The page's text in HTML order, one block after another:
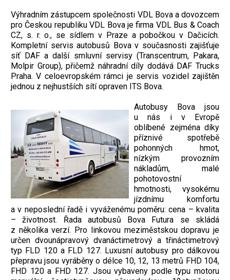
Výhradním zástupcem společnosti VDL Bova a dovozcem
pro Českou republiku VDL Bova je firma VDL Bus & Coach
CZ, s. r. o., se sídlem v Praze a pobočkou v Dačicích.
Kompletní servis autobusů Bova v současnosti zajišťuje
síť DAF a další smluvní servisy (Transcentrum, Pakara,
Molpir Group), přičemž náhradní díly dodává DAF Trucks
Praha. V celoevropském rámci je servis vozidel zajištěn
jednou z nejhustších sítí opraven ITS Bova.
Autobusy Bova jsou
u nás i v Evropě
oblíbené zejména díky
příznivé spotřebě
pohonných hmot,
nízkým provozním
nákladům, malé
pohotovostní
hmotnosti, vysokému
jízdnímu komfortu
a v neposlední řadě i vyváženému poměru: cena – kvalita
– životnost. Řada autobusů Bova Futura se skládá
z několika verzí. Pro linkovou meziměstskou dopravu je
určen dvounápravový dvanáctimetrový a třináctimetrový
typ FLD 120 a FLD 127. Luxusní autobusy pro dálkovou
přepravu jsou vyráběny o délce 10, 12, 13 metrů FHD 104,
FHD 120 a FHD 127. Jsou vybaveny podle typu motoru